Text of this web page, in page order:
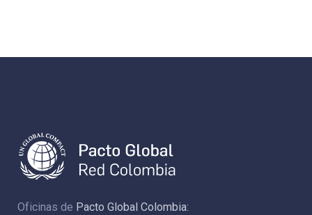
Oficinas de Pacto Global Colombia: